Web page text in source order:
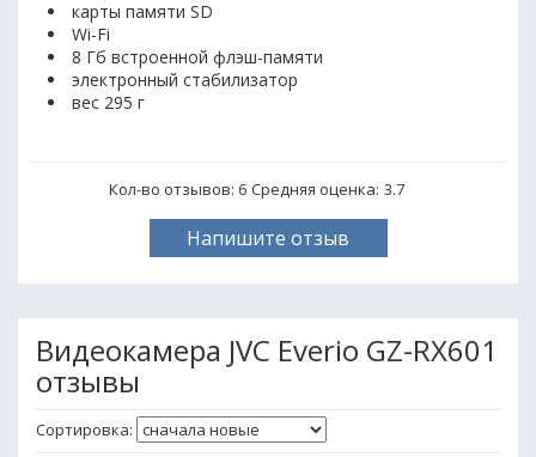
карты памяти SD
Wi-Fi
8 Гб встроенной флэш-памяти
электронный стабилизатор
вес 295 г
Кол-во отзывов: 6 Средняя оценка: 3.7
Напишите отзыв
Видеокамера JVC Everio GZ-RX601
отзывы
Сортировка: